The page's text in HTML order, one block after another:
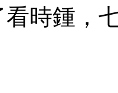
看時鍾，